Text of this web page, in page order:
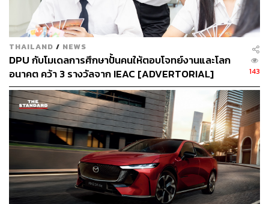
กสิกิจ พ่วงภิญโญ ประธานเจ้าหน้าที่บริหาร บริษัท เอสเทค
ฟาร์มา จำกัด
THAILAND / NEWS
DPU กับโมเดลการศึกษาปั้นคนให้ตอบโจทย์งานและโลก
อนาคต คว้า 3 รางวัลจาก IEAC [ADVERTORIAL]
143